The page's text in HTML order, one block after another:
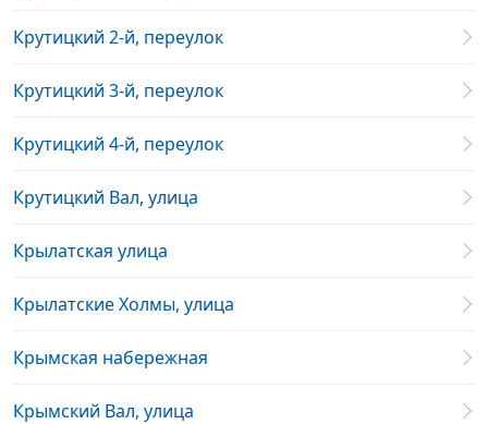
Крутицкий 2-й, переулок
Крутицкий 3-й, переулок
Крутицкий 4-й, переулок
Крутицкий Вал, улица
Крылатская улица
Крылатские Холмы, улица
Крымская набережная
Крымский Вал, улица